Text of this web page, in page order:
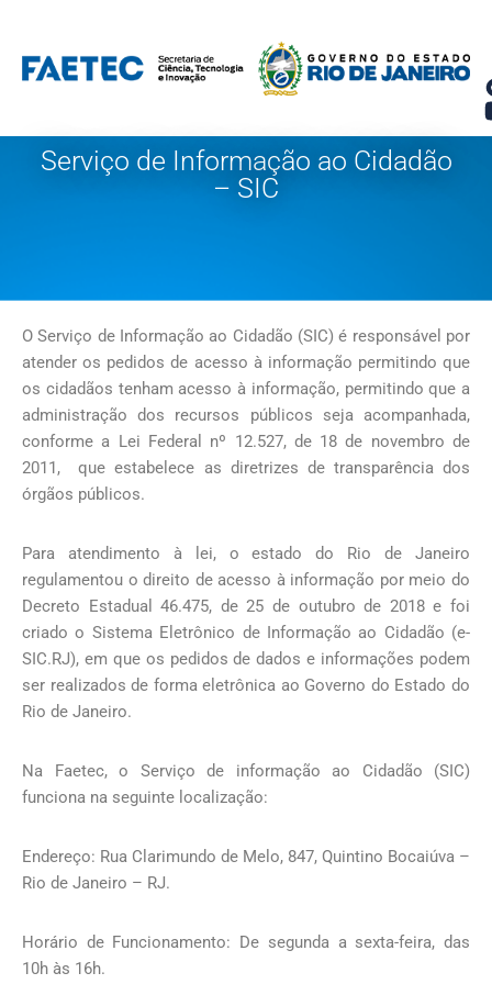
Pular
para
conteúdo
Serviço de Informação ao Cidadão
– SIC
O Serviço de Informação ao Cidadão (SIC) é responsável por
atender os pedidos de acesso à informação permitindo que
os cidadãos tenham acesso à informação, permitindo que a
administração dos recursos públicos seja acompanhada,
conforme a Lei Federal nº 12.527, de 18 de novembro de
2011, que estabelece as diretrizes de transparência dos
órgãos públicos.
Para atendimento à lei, o estado do Rio de Janeiro
regulamentou o direito de acesso à informação por meio do
Decreto Estadual 46.475, de 25 de outubro de 2018 e foi
criado o Sistema Eletrônico de Informação ao Cidadão (e-
SIC.RJ), em que os pedidos de dados e informações podem
ser realizados de forma eletrônica ao Governo do Estado do
Rio de Janeiro.
Na Faetec, o Serviço de informação ao Cidadão (SIC)
funciona na seguinte localização:
Endereço: Rua Clarimundo de Melo, 847, Quintino Bocaiúva –
Rio de Janeiro – RJ.
Horário de Funcionamento: De segunda a sexta-feira, das
10h às 16h.